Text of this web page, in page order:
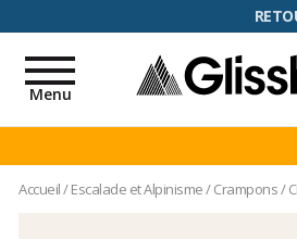
Toggle
navigation
Menu
Accueil/Escalade et Alpinisme/Crampons/